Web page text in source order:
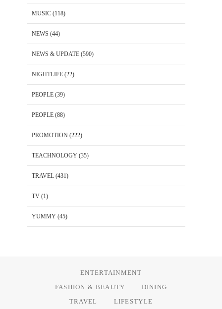
MUSIC (118)
NEWS (44)
NEWS & UPDATE (590)
NIGHTLIFE (22)
PEOPLE (39)
PEOPLE (88)
PROMOTION (222)
TEACHNOLOGY (35)
TRAVEL (431)
TV (1)
YUMMY (45)
ENTERTAINMENT
FASHION & BEAUTY
DINING
TRAVEL
LIFESTYLE